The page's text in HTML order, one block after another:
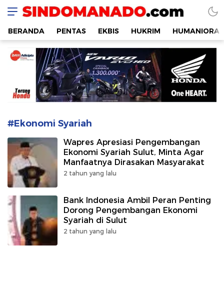
SINDOMANADO
Informatif dan Edukatif
BERANDA PENTAS EKBIS HUKRIM HUMANIORA
#Ekonomi Syariah
Wapres Apresiasi Pengembangan
Ekonomi Syariah Sulut, Minta Agar
Manfaatnya Dirasakan Masyarakat
2 tahun yang lalu
Bank Indonesia Ambil Peran Penting
Dorong Pengembangan Ekonomi
Syariah di Sulut
2 tahun yang lalu